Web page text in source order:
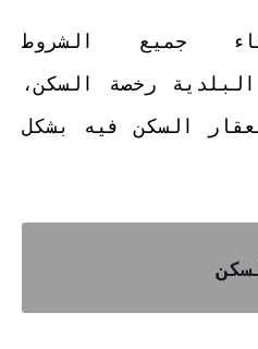
جميع الشروط
رخصة السكن،
السكن فيه بشكل